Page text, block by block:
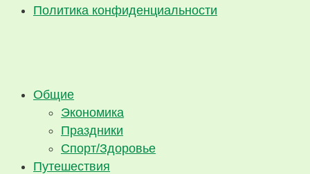
Политика конфиденциальности
Общие
Экономика
Праздники
Спорт/Здоровье
Путешествия